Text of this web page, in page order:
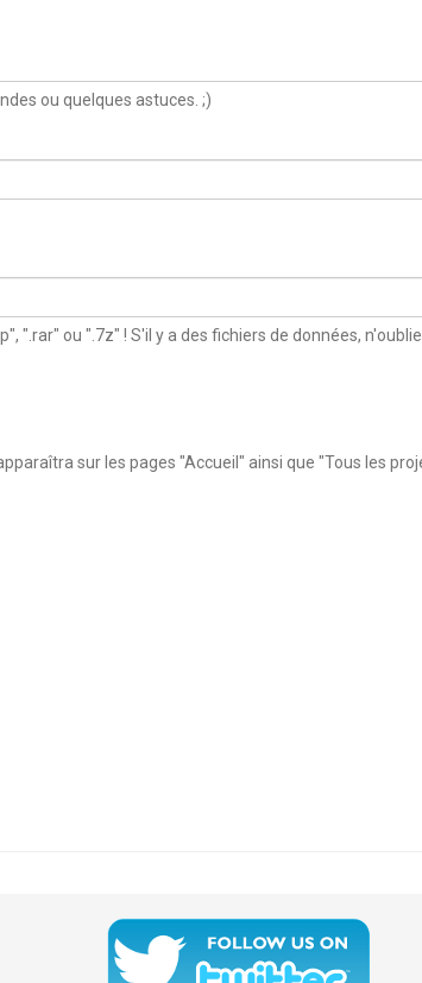
ou quelques astuces. ;)
".rar" ou ".7z" ! S'il y a des fichiers de données,
sur les pages "Accueil" ainsi que "Tous les